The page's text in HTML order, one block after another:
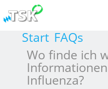
Start FAQs
Wo finde ich
Influenza?